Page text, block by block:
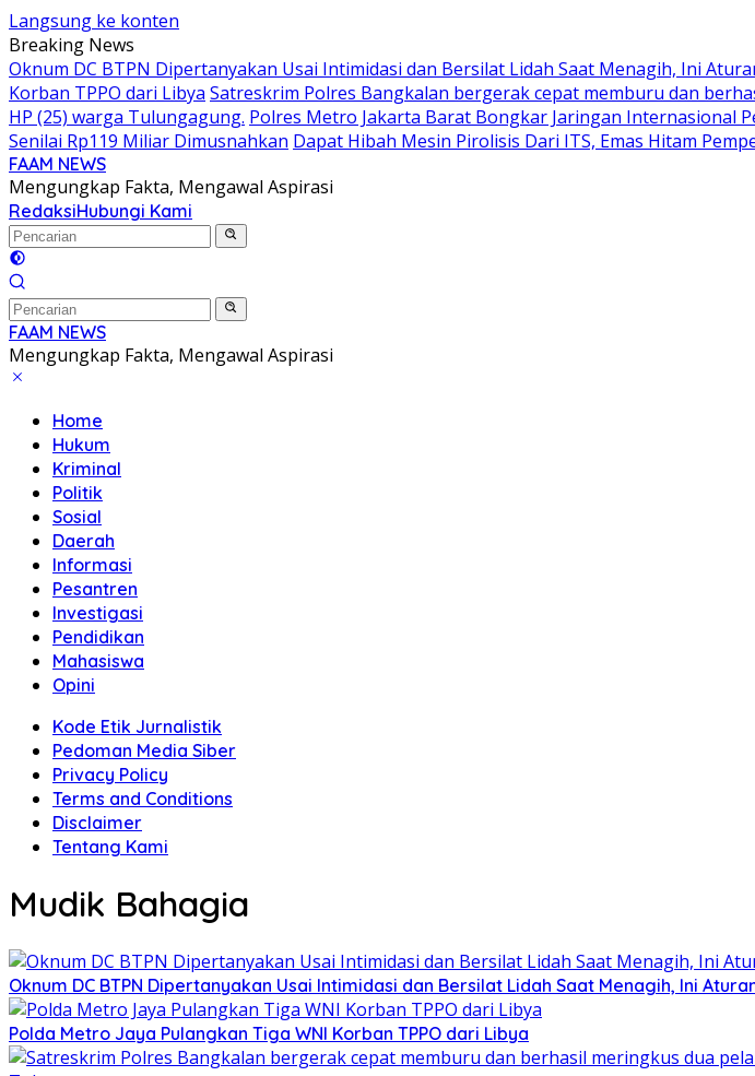
Langsung ke konten
Breaking News
Oknum DC BTPN Dipertanyakan Usai Intimidasi dan Bersilat Lidah Saat Menagih, Ini
Korban TPPO dari Libya Satreskrim Polres Bangkalan bergerak cepat memburu dan
HP (25) warga Tulungagung. Polres Metro Jakarta Barat Bongkar Jaringan Internasional
Senilai Rp119 Miliar Dimusnahkan Dapat Hibah Mesin Pirolisis Dari ITS, Emas Hitam
FAAM NEWS
Mengungkap Fakta, Mengawal Aspirasi
RedaksiHubungi Kami
FAAM NEWS
Mengungkap Fakta, Mengawal Aspirasi
Home
Hukum
Kriminal
Politik
Sosial
Daerah
Informasi
Pesantren
Investigasi
Pendidikan
Mahasiswa
Opini
Kode Etik Jurnalistik
Pedoman Media Siber
Privacy Policy
Terms and Conditions
Disclaimer
Tentang Kami
Mudik Bahagia
Oknum DC BTPN Dipertanyakan Usai Intimidasi dan Bersilat Lidah Saat Menagih, Ini
Polda Metro Jaya Pulangkan Tiga WNI Korban TPPO dari Libya